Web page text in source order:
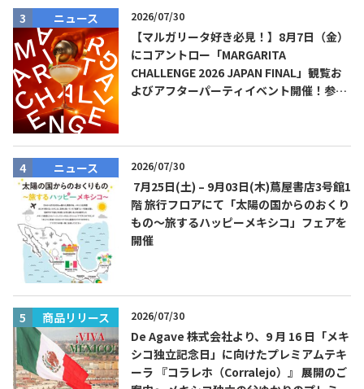
ニュース 2026/07/30
【マルガリータ好き必見！】8月7日（金）
にコアントロー「MARGARITA
CHALLENGE 2026 JAPAN FINAL」観覧お
よびアフターパーティイベント開催！参加
ニュース 2026/07/30
7月25日(土) – 9月03日(木)蔦屋書店3号館1
階 旅行フロアにて「太陽の国からのおくり
もの～旅するハッピーメキシコ」フェアを
開催
商品リリース 2026/07/30
De Agave 株式会社より、9 月 16 日「メキ
シコ独立記念日」に向けたプレミアムテキ
ーラ 『コラレホ（Corralejo）』 展開のご